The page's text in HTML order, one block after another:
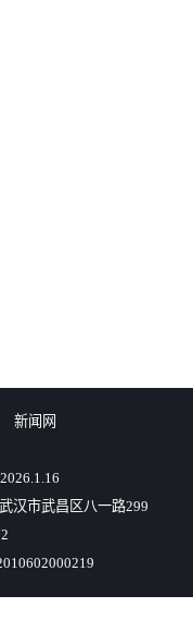
新闻网
2026.1.16
汉市武昌区八一路299